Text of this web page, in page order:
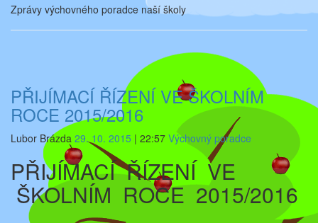
Zprávy výchovného poradce naší školy
PŘIJÍMACÍ ŘÍZENÍ VE ŠKOLNÍM
ROCE 2015/2016
Lubor Brázda 29. 10. 2015 | 22:57 Výchovný poradce
PŘIJÍMACÍ ŘÍZENÍ VE
ŠKOLNÍM ROCE 2015/2016